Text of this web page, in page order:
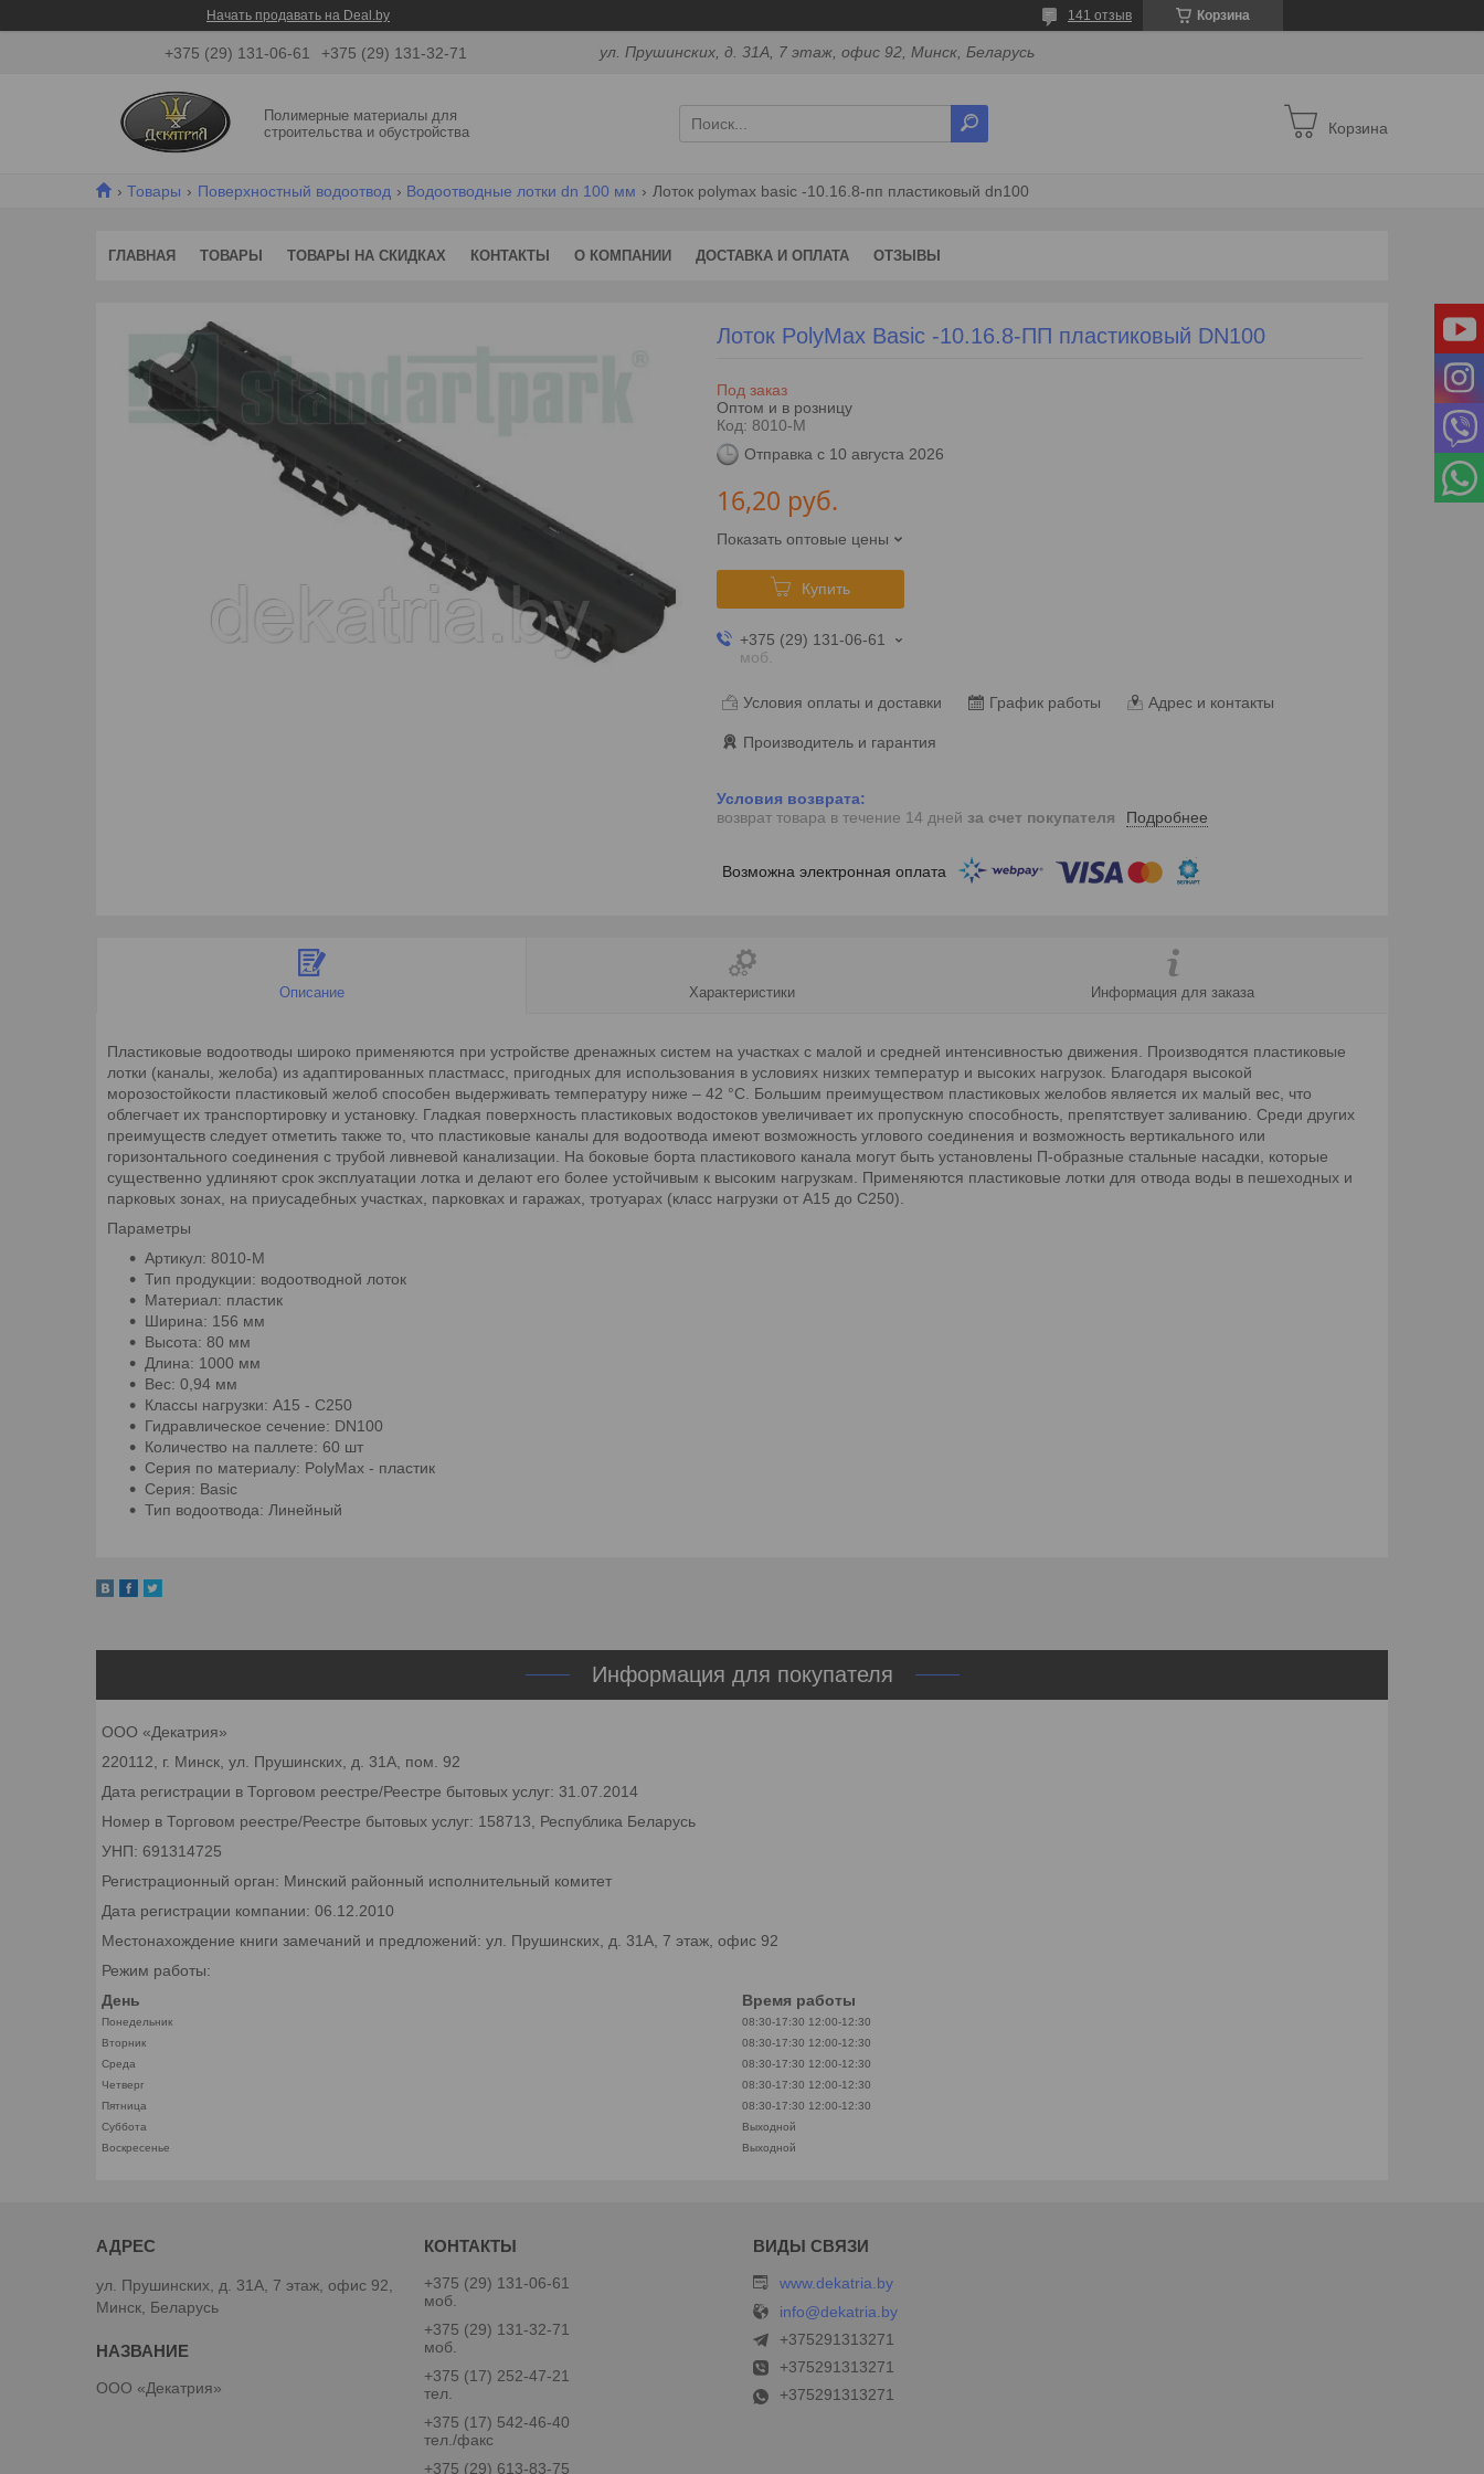
Начать продавать на Deal.by Корзина
141 отзыв
+375 (29) 131-06-61 +375 (29) 131-32-71 ул. Прушинских, д. 31А, 7 этаж, офис 92, Минск, Беларусь
Полимерные материалы для
строительства и обустройства
Корзина
Товары Поверхностный водоотвод Водоотводные лотки dn 100 мм Лоток polymax basic -10.16.8-пп пластиковый dn100
ГЛАВНАЯ ТОВАРЫ ТОВАРЫ НА СКИДКАХ КОНТАКТЫ О КОМПАНИИ ДОСТАВКА И ОПЛАТА ОТЗЫВЫ
Лоток PolyMax Basic -10.16.8-ПП пластиковый DN100
Под заказ
Оптом и в розницу
Код: 8010-М
Отправка с 10 августа 2026
16,20 руб.
Показать оптовые цены
Купить
+375 (29) 131-06-61
моб.
Условия оплаты и доставки График работы Адрес и контакты
Производитель и гарантия
возврат товара в течение 14 дней за счет покупателя Подробнее
Описание Характеристики Информация для заказа
Пластиковые водоотводы широко применяются при устройстве дренажных систем на участках с малой и средней интенсивностью движения. Производятся пластиковые
лотки (каналы, желоба) из адаптированных пластмасс, пригодных для использования в условиях низких температур и высоких нагрузок. Благодаря высокой
морозостойкости пластиковый желоб способен выдерживать температуру ниже – 42 °С. Большим преимуществом пластиковых желобов является их малый вес, что
облегчает их транспортировку и установку. Гладкая поверхность пластиковых водостоков увеличивает их пропускную способность, препятствует заливанию. Среди других
преимуществ следует отметить также то, что пластиковые каналы для водоотвода имеют возможность углового соединения и возможность вертикального или
горизонтального соединения с трубой ливневой канализации. На боковые борта пластикового канала могут быть установлены П-образные стальные насадки, которые
существенно удлиняют срок эксплуатации лотка и делают его более устойчивым к высоким нагрузкам. Применяются пластиковые лотки для отвода воды в пешеходных и
парковых зонах, на приусадебных участках, парковках и гаражах, тротуарах (класс нагрузки от A15 до C250).
Параметры
Артикул: 8010-М
Тип продукции: водоотводной лоток
Материал: пластик
Ширина: 156 мм
Высота: 80 мм
Длина: 1000 мм
Вес: 0,94 мм
Класcы нагрузки: A15 - C250
Гидравлическое сечение: DN100
Количество на паллете: 60 шт
Серия по материалу: PolyMax - пластик
Серия: Basic
Тип водоотвода: Линейный
Информация для покупателя
ООО «Декатрия»
220112, г. Минск, ул. Прушинских, д. 31А, пом. 92
Дата регистрации в Торговом реестре/Реестре бытовых услуг: 31.07.2014
Номер в Торговом реестре/Реестре бытовых услуг: 158713, Республика Беларусь
УНП: 691314725
Регистрационный орган: Минский районный исполнительный комитет
Дата регистрации компании: 06.12.2010
Местонахождение книги замечаний и предложений: ул. Прушинских, д. 31А, 7 этаж, офис 92
Режим работы:
День
Время работы
Понедельник 08:30-17:30 12:00-12:30
Вторник
08:30-17:30 12:00-12:30
Среда
08:30-17:30 12:00-12:30
Четверг
08:30-17:30 12:00-12:30
Пятница
08:30-17:30 12:00-12:30
Суббота
Выходной
Воскресенье
Выходной
ул. Прушинских, д. 31А, 7 этаж, офис 92,
Минск, Беларусь
ООО «Декатрия»
+375 (29) 131-06-61
моб.
+375 (29) 131-32-71
моб.
+375 (17) 252-47-21
тел.
+375 (17) 542-46-40
тел./факс
+375 (29) 613-83-75
www.dekatria.by
info@dekatria.by
+375291313271
+375291313271
+375291313271